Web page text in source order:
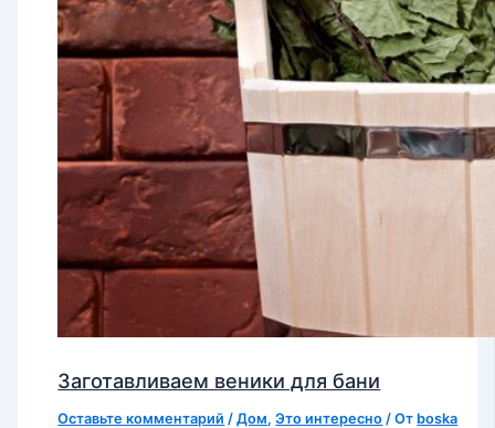
Заготавливаем веники для бани
Оставьте комментарий /Дом,Это интересно / От boska